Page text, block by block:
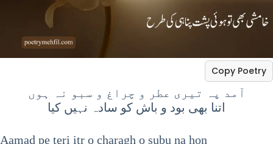
آمد پہ تیری عطر و چراغ و سبو نہ ہوں
اتنا بھی بود و باش کو سادہ نہیں کیا
Copy Poetry
Aamad pe teri itr o charagh o subu na hon